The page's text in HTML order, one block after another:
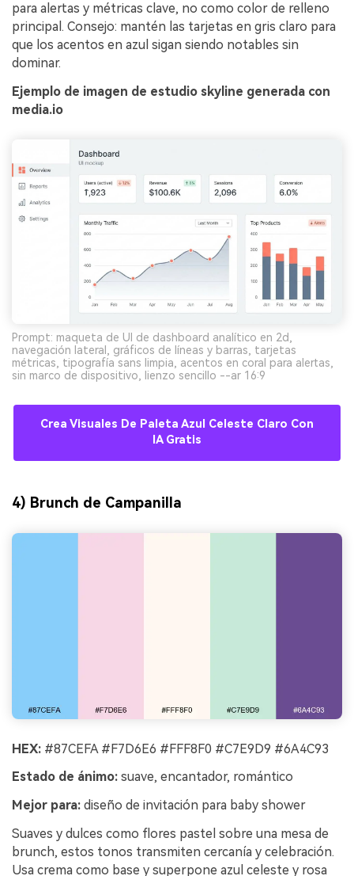
para alertas y métricas clave, no como color de relleno
principal. Consejo: mantén las tarjetas en gris claro para
que los acentos en azul sigan siendo notables sin
dominar.
Ejemplo de imagen de estudio skyline generada con
media.io
Prompt: maqueta de UI de dashboard analítico en 2d,
navegación lateral, gráficos de líneas y barras, tarjetas
métricas, tipografía sans limpia, acentos en coral para alertas,
sin marco de dispositivo, lienzo sencillo --ar 16:9
Crea Visuales De Paleta Azul Celeste Claro Con
IA Gratis
4) Brunch de Campanilla
HEX: #87CEFA #F7D6E6 #FFF8F0 #C7E9D9 #6A4C93
Estado de ánimo: suave, encantador, romántico
Mejor para: diseño de invitación para baby shower
Suaves y dulces como flores pastel sobre una mesa de
brunch, estos tonos transmiten cercanía y celebración.
Usa crema como base y superpone azul celeste y rosa